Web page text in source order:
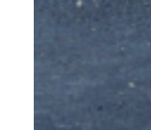
zusammen
ähnlich wie
ein Element
einer